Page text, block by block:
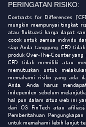
PERINGATAN RISIKO:
Contracts for Differences
mungkin mempunyai tingkat
atau fluktuasi harga dapat
cocok untuk semua individu
siap Anda tanggung. CFD
produk Over-The-Counter
CFD tidak memiliki atau
memutuskan untuk
memahami risiko yang ada
Anda. Anda harus
independen sebelum
hal pun dalam situs web ini
dari CG FinTech atau
Pemberitahuan
untuk memahami lebih lanjut